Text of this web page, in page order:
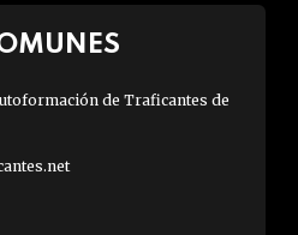
de Traficantes de